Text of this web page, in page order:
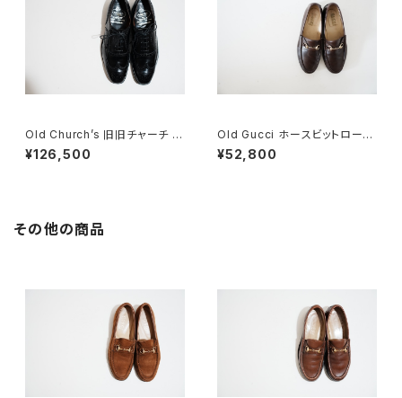
Old Church’s 旧旧チャーチ 二
都市 Charter 60F
¥126,500
Old Gucci ホースビットローフ
ァー 37.5C DB
¥52,800
その他の商品